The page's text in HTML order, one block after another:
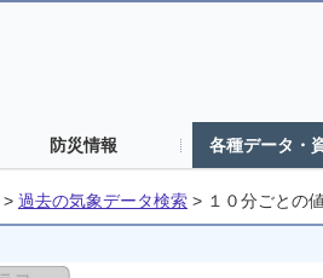
防災情報 各種データ・
> 過去の気象データ検索 > １０分ごとの